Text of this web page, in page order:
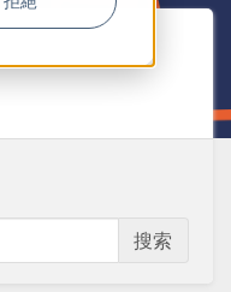
搜索